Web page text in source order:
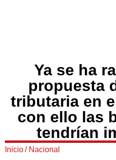
Ya se ha
propuesta
tributaria en
con ello las
tendrían
Inicio/ Nacional